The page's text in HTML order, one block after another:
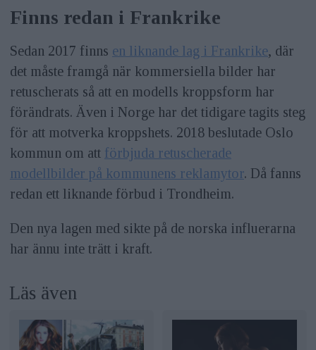
Finns redan i Frankrike
Sedan 2017 finns en liknande lag i Frankrike, där
det måste framgå när kommersiella bilder har
retuscherats så att en modells kroppsform har
förändrats. Även i Norge har det tidigare tagits steg
för att motverka kroppshets. 2018 beslutade Oslo
kommun om att förbjuda retuscherade
modellbilder på kommunens reklamytor. Då fanns
redan ett liknande förbud i Trondheim.
Den nya lagen med sikte på de norska influerarna
har ännu inte trätt i kraft.
Läs även